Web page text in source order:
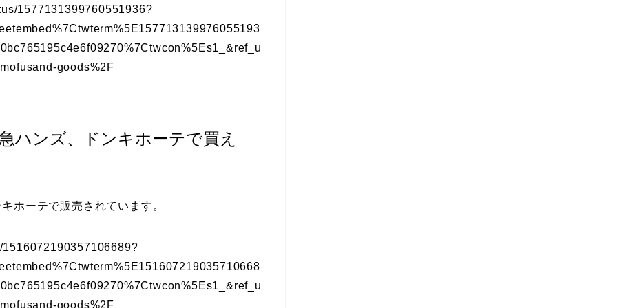
1577131399760551936?
goods%2F
ハンズ、ドンキホーテで買え
ホーテで販売されています。
goods%2F